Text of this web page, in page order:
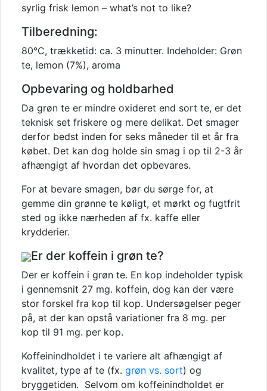
syrlig frisk lemon – what’s not to like?
Tilberedning:
80°C, trækketid: ca. 3 minutter. Indeholder: Grøn
te, lemon (7%), aroma
Opbevaring og holdbarhed
Da grøn te er mindre oxideret end sort te, er det
teknisk set friskere og mere delikat. Det smager
derfor bedst inden for seks måneder til et år fra
købet. Det kan dog holde sin smag i op til 2-3 år
afhængigt af hvordan det opbevares.
For at bevare smagen, bør du sørge for, at
gemme din grønne te køligt, et mørkt og fugtfrit
sted og ikke nærheden af fx. kaffe eller
krydderier.
Er der koffein i grøn te?
Der er koffein i grøn te. En kop indeholder typisk
i gennemsnit 27 mg. koffein, dog kan der være
stor forskel fra kop til kop. Undersøgelser peger
på, at der kan opstå variationer fra 8 mg. per
kop til 91 mg. per kop.
Koffeinindholdet i te variere alt afhængigt af
kvalitet, type af te (fx. grøn vs. sort) og
bryggetiden. Selvom om koffeinindholdet er